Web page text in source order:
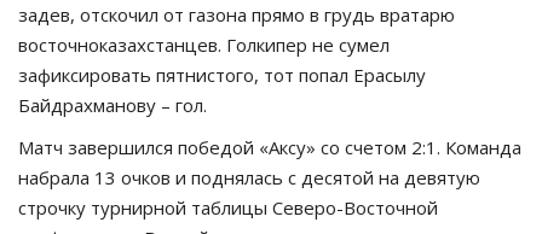
задев, отскочил от газона прямо в грудь вратарю
восточноказахстанцев. Голкипер не сумел
зафиксировать пятнистого, тот попал Ерасылу
Байдрахманову – гол.
Матч завершился победой «Аксу» со счетом 2:1. Команда
набрала 13 очков и поднялась с десятой на девятую
строчку турнирной таблицы Северо-Восточной